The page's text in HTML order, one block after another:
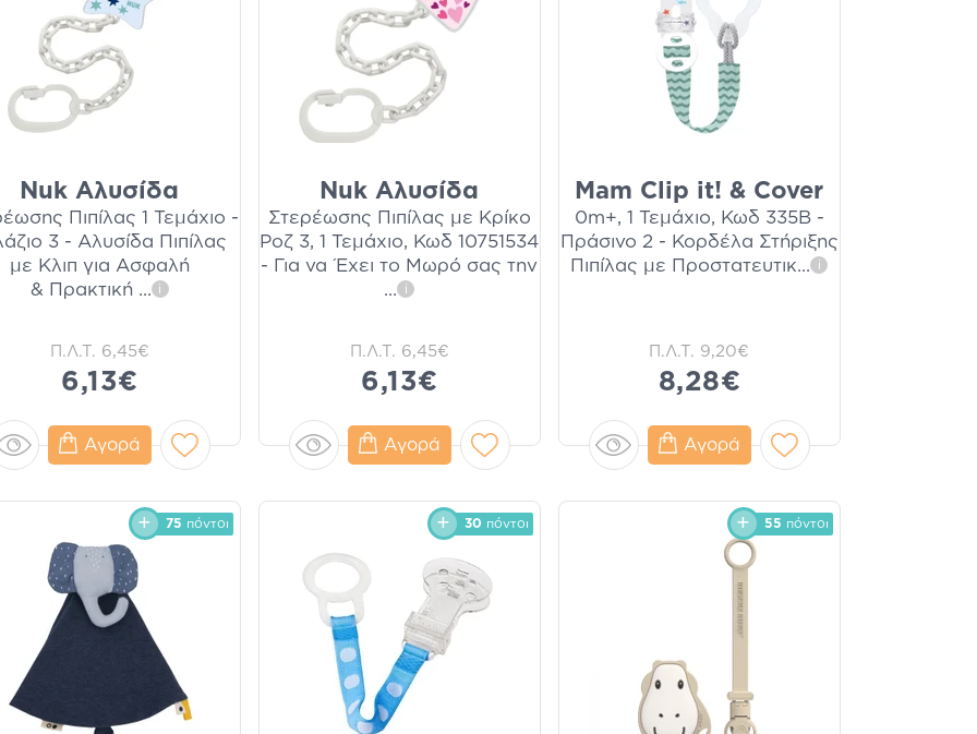
Nuk Αλυσίδα
Πιπίλας 1 Τεμάχιο -
3 - Αλυσίδα Πιπίλας
με Κλιπ για Ασφαλή
& Πρακτική ... i
Π.Λ.Τ. 6,45€
6,13€
Αγορά
Nuk Αλυσίδα
Στερέωσης Πιπίλας με Κρίκο
Ροζ 3, 1 Τεμάχιο, Κωδ 10751534
- Για να Έχει το Μωρό σας την
...
i
Π.Λ.Τ. 6,45€
6,13€
Αγορά
Mam Clip it! & Cover
0m+, 1 Τεμάχιο, Κωδ 335B -
Πράσινο 2 - Κορδέλα Στήριξης
Πιπίλας με Προστατευτικ... i
Π.Λ.Τ. 9,20€
8,28€
Αγορά
75 πόντοι 30 πόντοι 55 πόντοι